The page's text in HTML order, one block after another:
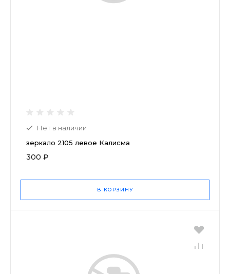
Нет в наличии
зеркало 2105 левое Калисма
300 ₽
В КОРЗИНУ